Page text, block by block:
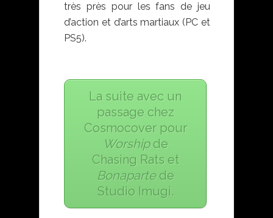
très près pour les fans de jeu
d’action et d’arts martiaux (PC et
PS5).
La suite avec un
passage chez
Cosmocover pour
Worshipde
Chasing Rats et
Bonapartede
Studio Imugi.